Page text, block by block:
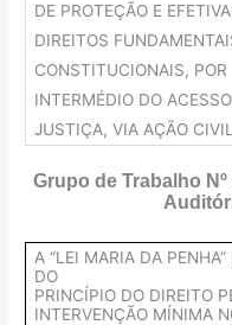
DE PROTEÇÃO E
DIREITOS
CONSTITUCIONAIS, POR
INTERMÉDIO DO
JUSTIÇA, VIA AÇÃO
Grupo de Trabalho
A “LEI MARIA DA PENHA”
DO
PRINCÍPIO DO DIREITO
INTERVENÇÃO MÍNIMA